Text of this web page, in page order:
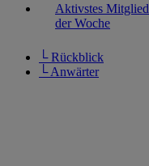
Aktivstes Mitglied
der Woche
└ Rückblick
└ Anwärter